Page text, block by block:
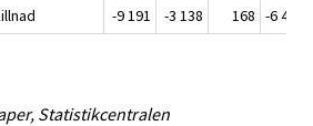
-9 191 -3 138 168 -6 482
Statistikcentralen